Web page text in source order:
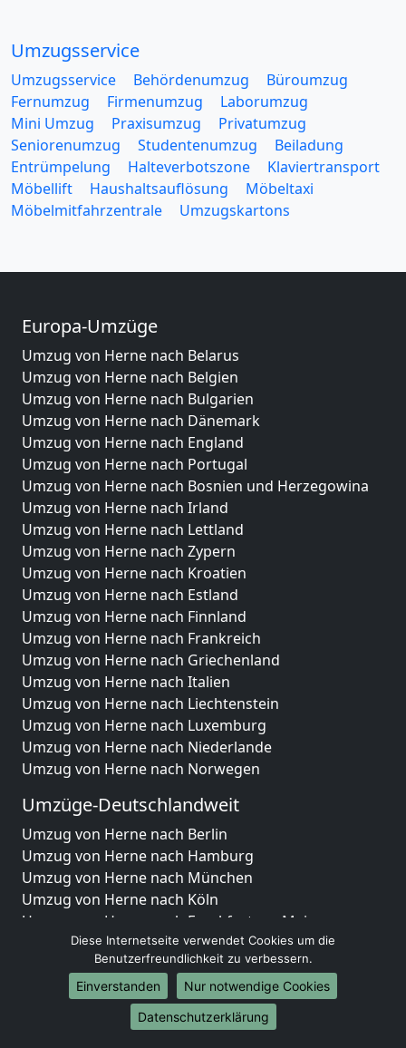
Umzugsservice
Umzugsservice Behördenumzug
Büroumzug
Fernumzug
Firmenumzug
Laborumzug
Mini Umzug
Praxisumzug
Privatumzug
Seniorenumzug
Studentenumzug
Beiladung
Entrümpelung
Halteverbotszone
Klaviertransport
Möbellift
Haushaltsauflösung
Möbeltaxi
Möbelmitfahrzentrale
Umzugskartons
Europa-Umzüge
Umzug von Herne nach Belarus
Umzug von Herne nach Belgien
Umzug von Herne nach Bulgarien
Umzug von Herne nach Dänemark
Umzug von Herne nach England
Umzug von Herne nach Portugal
Umzug von Herne nach Bosnien und Herzegowina
Umzug von Herne nach Irland
Umzug von Herne nach Lettland
Umzug von Herne nach Zypern
Umzug von Herne nach Kroatien
Umzug von Herne nach Estland
Umzug von Herne nach Finnland
Umzug von Herne nach Frankreich
Umzug von Herne nach Griechenland
Umzug von Herne nach Italien
Umzug von Herne nach Liechtenstein
Umzug von Herne nach Luxemburg
Umzug von Herne nach Niederlande
Umzug von Herne nach Norwegen
Umzüge-Deutschlandweit
Umzug von Herne nach Berlin
Umzug von Herne nach Hamburg
Umzug von Herne nach München
Umzug von Herne nach Köln
Umzug von Herne nach Frankfurt am Main
Umzug von Herne nach Stuttgart
Umzug von Herne nach Düsseldorf
Umzug von Herne nach Leipzig
Umzug von Herne nach Dortmund
Umzug von Herne nach Essen
Diese Internetseite verwendet Cookies um die
Benutzerfreundlichkeit zu verbessern.
Einverstanden
Nur notwendige Cookies
Datenschutzerklärung